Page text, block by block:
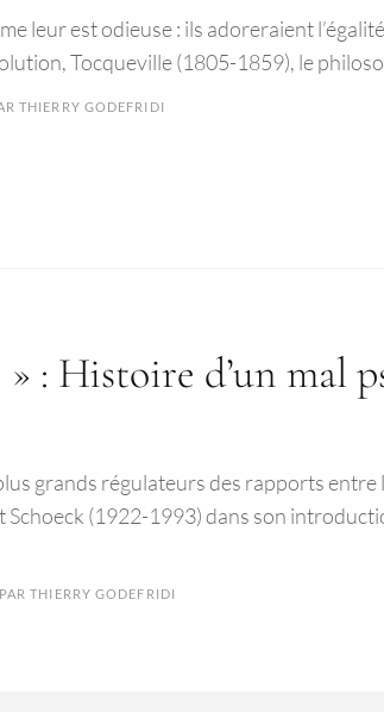
leur est odieuse : ils adoreraient
Tocqueville (1805-1859), le
THIERRY GODEFRIDI
» : Histoire d’un mal
grands régulateurs des rapports
(1922-1993) dans son
PARTHIERRY GODEFRIDI